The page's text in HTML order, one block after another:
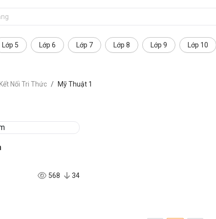
Lớp 5 Lớp 6 Lớp 7 Lớp 8 Lớp 9 Lớp 10
Nối Tri Thức Mỹ Thuật 1
568 34